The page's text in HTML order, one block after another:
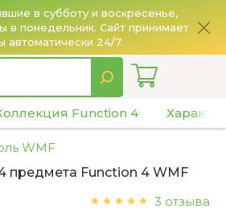
в субботу и воскресенье,
в понедельник. Сайт принимает
автоматически 24/7.
Function 4
WMF
предмета Function 4 WMF
3 отзыва